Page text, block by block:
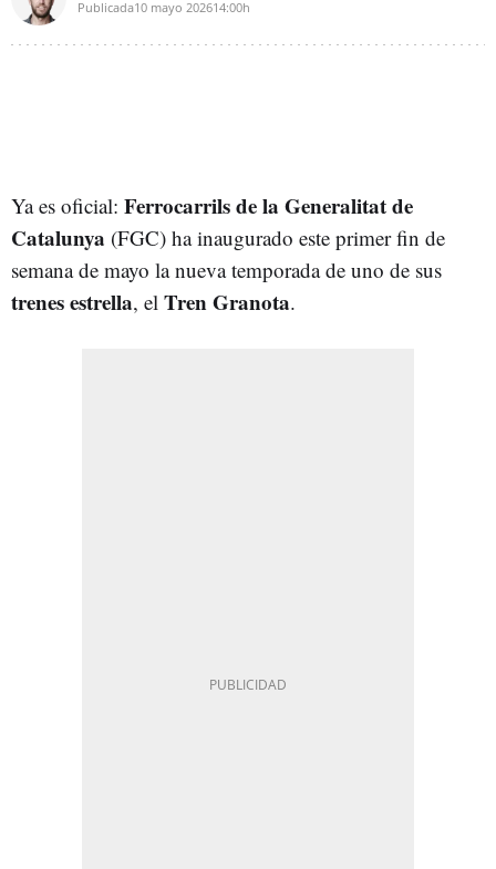
Publicada10 mayo 202614:00h
Ya es oficial: Ferrocarrils de la Generalitat de
Catalunya (FGC) ha inaugurado este primer fin de
semana de mayo la nueva temporada de uno de sus
trenes estrella, el Tren Granota.